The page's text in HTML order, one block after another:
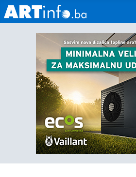
Početna
Vijesti
Sport
Kultura
Crna
kronika